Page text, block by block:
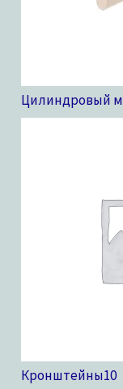
Цилиндровый
Кронштейны10